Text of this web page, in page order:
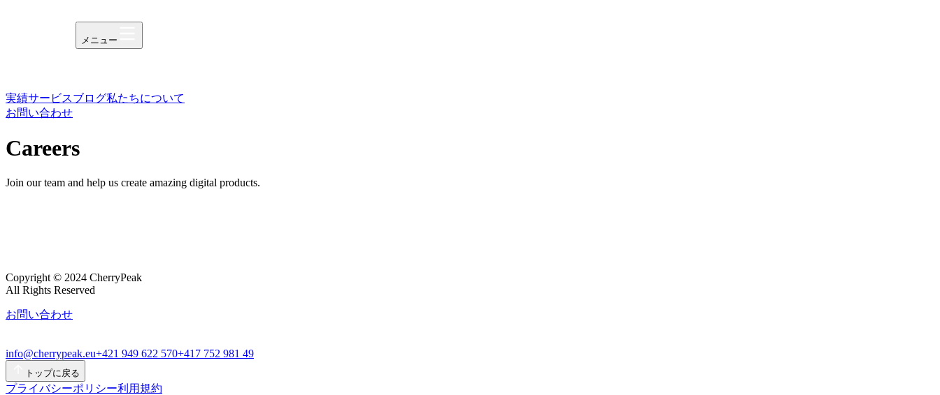
メニュー
実績サービスブログ私たちについて
お問い合わせ
Careers
Join our team and help us create amazing digital products.
Copyright © 2024 CherryPeak
All Rights Reserved
お問い合わせ
info@cherrypeak.eu+421 949 622 570+417 752 981 49
トップに戻る
プライバシーポリシー利用規約